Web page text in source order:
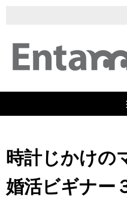
時計じかけの
婚活ビギナー